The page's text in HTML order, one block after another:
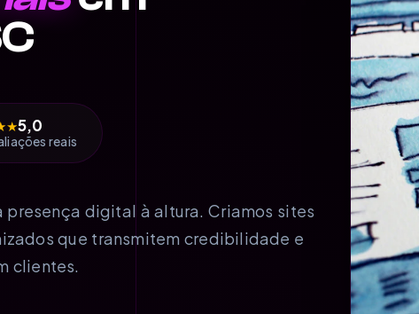
★5,0
reais
presença digital à altura. Criamos sites
que transmitem credibilidade e
clientes.